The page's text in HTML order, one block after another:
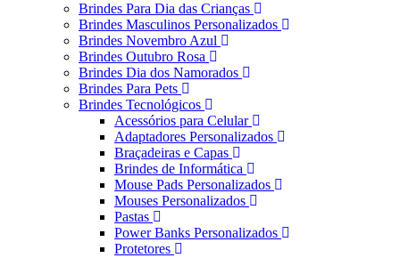
Brindes Para Dia das Crianças
Brindes Masculinos Personalizados
Brindes Novembro Azul
Brindes Outubro Rosa
Brindes Dia dos Namorados
Brindes Para Pets
Brindes Tecnológicos
Acessórios para Celular
Adaptadores Personalizados
Braçadeiras e Capas
Brindes de Informática
Mouse Pads Personalizados
Mouses Personalizados
Pastas
Power Banks Personalizados
Protetores